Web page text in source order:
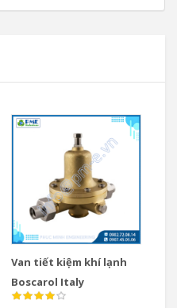
Van tiết kiệm khí lạnh
Boscarol Italy